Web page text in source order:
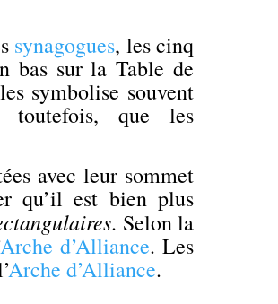
synagogues, les cinq
bas sur la Table de
symbolise souvent
toutefois, que les
avec leur sommet
qu’il est bien plus
. Selon la
Arche d’Alliance. Les
Arche d’Alliance.